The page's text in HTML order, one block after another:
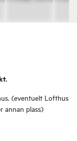
(eventuelt Lofthus
annan plass)